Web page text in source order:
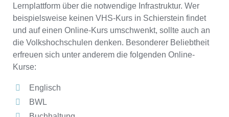
Lernplattform über die notwendige Infrastruktur. Wer
beispielsweise keinen VHS-Kurs in Schierstein findet
und auf einen Online-Kurs umschwenkt, sollte auch an
die Volkshochschulen denken. Besonderer Beliebtheit
erfreuen sich unter anderem die folgenden Online-
Kurse:
Englisch
BWL